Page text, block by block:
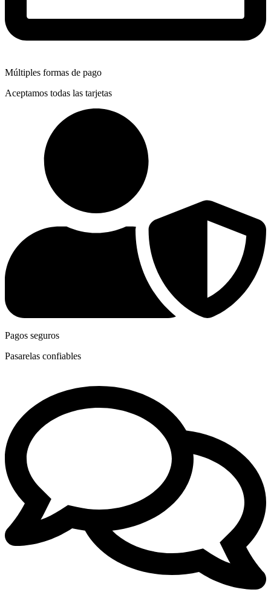
Múltiples formas de pago
Aceptamos todas las tarjetas
Pagos seguros
Pasarelas confiables